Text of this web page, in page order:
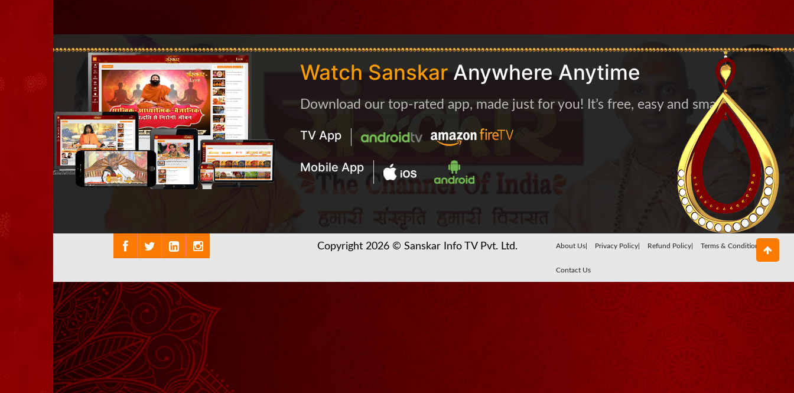
Watch Sanskar Anywhere Anytime
Download our top-rated app, made just for you! It’s free, easy and smart
TV App
Mobile App
Copyright 2026 © Sanskar Info TV Pvt. Ltd. About Us| Privacy Policy| Refund Policy| Terms & Conditions|
Contact Us